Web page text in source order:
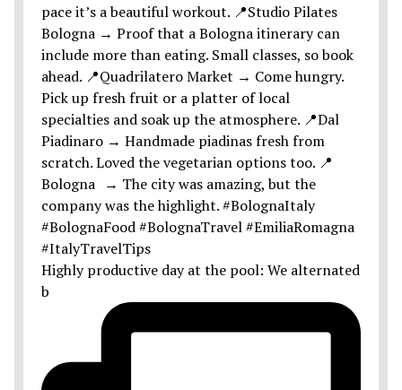
Highly productive day at the pool: We alternated
b